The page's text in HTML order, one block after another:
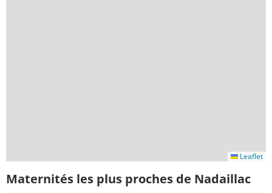
Leaflet
Maternités les plus proches de Nadaillac